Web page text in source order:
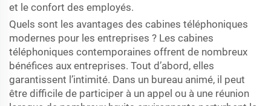
et le confort des employés.
Quels sont les avantages des cabines téléphoniques
modernes pour les entreprises ? Les cabines
téléphoniques contemporaines offrent de nombreux
bénéfices aux entreprises. Tout d’abord, elles
garantissent l’intimité. Dans un bureau animé, il peut
être difficile de participer à un appel ou à une réunion